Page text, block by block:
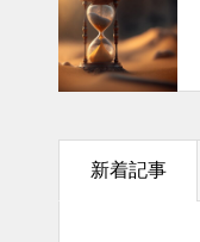
新着記事